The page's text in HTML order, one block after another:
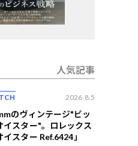
人気記事
2026.8.5
のヴィンテージ"ビッ
イスター"。ロレックス
イスター Ref.6424」